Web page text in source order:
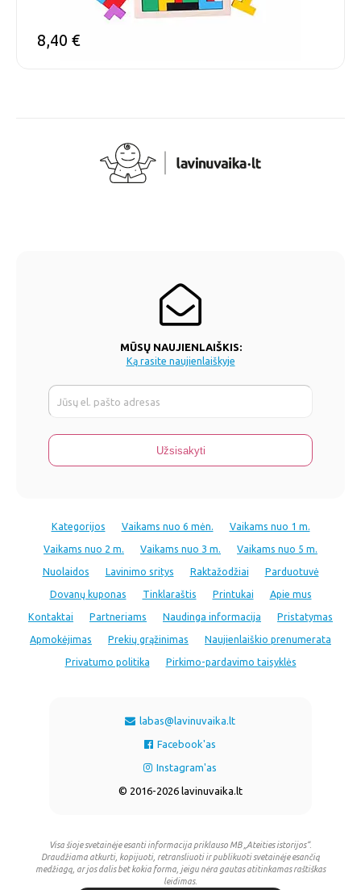
8,40 €
MŪSŲ NAUJIENLAIŠKIS:
Ką rasite naujienlaiškyje
Kategorijos Vaikams nuo 6 mėn.
Vaikams nuo 1 m.
Vaikams nuo 2 m.
Vaikams nuo 3 m.
Vaikams nuo 5 m.
Nuolaidos
Lavinimo sritys Raktažodžiai
Parduotuvė
Dovanų kuponas
Tinklaraštis Printukai
Apie mus
Kontaktai
Partneriams Naudinga informacija
Pristatymas
Apmokėjimas
Prekių grąžinimas
Naujienlaiškio prenumerata
Privatumo politika
Pirkimo-pardavimo taisyklės
labas@lavinuvaika.lt
Facebook'as
Instagram'as
© 2016-2026 lavinuvaika.lt
Visa šioje svetainėje esanti informacija priklauso MB „Ateities istorijos“.
Draudžiama atkurti, kopijuoti, retransliuoti ir publikuoti svetainėje esančią
medžiagą, ar jos dalis bet kokia forma, jeigu nėra gautas atitinkamas raštiškas
leidimas.